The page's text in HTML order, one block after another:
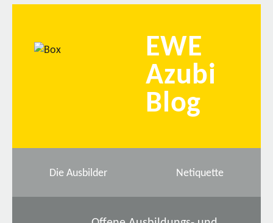
EWE
Azubi
Blog
Die Ausbilder Netiquette